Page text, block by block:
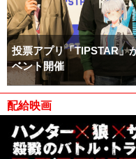
投票アプリ「TIPSTAR」
ベント開催
配給映画